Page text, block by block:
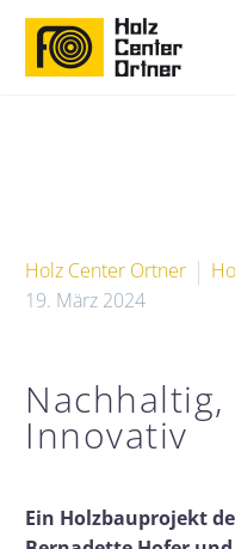
Holz Center Ortner
19. März 2024
Innovativ
Ein Holzbauprojekt